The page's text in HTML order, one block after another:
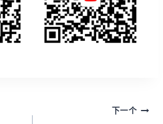
下一个